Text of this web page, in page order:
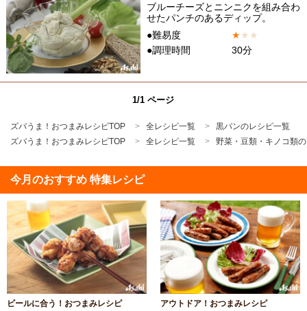
ブルーチーズとニンニクを組み合わ
せたパンチのあるディップ。
●難易度
★★ ★
●調理時間
30分
1/1 ページ
ズバうま！おつまみレシピTOP 全レシピ一覧
黒パンのレシピ一覧
ズバうま！おつまみレシピTOP
全レシピ一覧 野菜・豆類・キノコ類
今月のおすすめ 特集レシピ
ビールに合う！おつまみレシピ アウトドア！おつまみレシピ